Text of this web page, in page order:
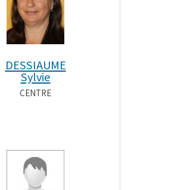
DESSIAUME
Sylvie
CENTRE